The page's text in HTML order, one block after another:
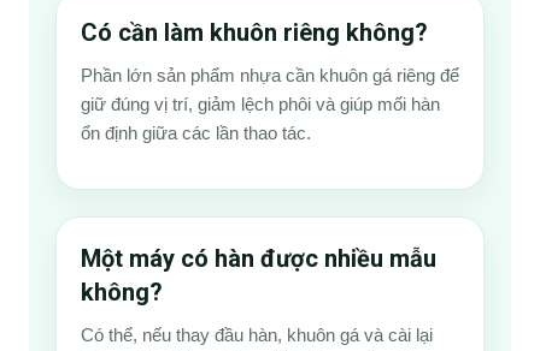
Có cần làm khuôn riêng không?
Phần lớn sản phẩm nhựa cần khuôn gá riêng để
giữ đúng vị trí, giảm lệch phôi và giúp mối hàn
ổn định giữa các lần thao tác.
Một máy có hàn được nhiều mẫu
không?
Có thể, nếu thay đầu hàn, khuôn gá và cài lại